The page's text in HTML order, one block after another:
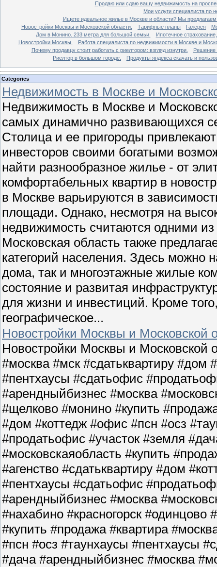
Продаю или сдаю вашу недвижимость на
Мои услуги специалиста по
Ищете идеальное жилье в Москве и области? Мы
Новостройки Москвы и Московской области.
Тарифные планы Галерея
Дом в Монино. 233 метра для большой семьи.
Ипотечное
Новостройки Москвы.
Работа специалиста по недвижимости в Москве и
Почему продавцу стоит работать с риелтором: взгляд изнутри.
Решение
Риелтор в большом городе.
Продукты яндекса скачать и
Categories
Недвижимость в Москве и
Недвижимость в Москве и
самых динамично развивающихся
Столица и ее пригороды
инвесторов своими богатыми
найти разнообразное жилье - от
комфортабельных квартир в
в Москве варьируются в
площади. Однако, несмотря на
недвижимость считаются одними
Московская область также
категорий населения. Здесь можно
дома, так и многоэтажные жилые
состояние и развитая
для жизни и инвестиций. Кроме
географическое...
Новостройки Москвы и Московской
Новостройки Москвы и Московской
#москва #мск #сдатьквартиру #дом
#пентхаусы #сдатьофис
#арендныйбизнес #москва
#щелково #монино #купить
#дом #коттедж #офис #псн #осз
#продатьофис #участок #земля
#московскаяобласть #купить
#агенство #сдатьквартиру #дом
#пентхаусы #сдатьофис
#арендныйбизнес #москва
#нахабино #красногорск
#купить #продажа #квартира
#псн #осз #таунхаусы #пентхаусы
#дача #арендныйбизнес #москва